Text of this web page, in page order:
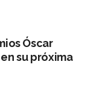
con el que la
Óscar
su próxima